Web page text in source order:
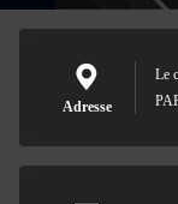
Adresse
Le